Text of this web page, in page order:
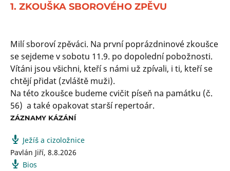
1. ZKOUŠKA SBOROVÉHO ZPĚVU
Milí sboroví zpěváci. Na první poprázdninové zkoušce
se sejdeme v sobotu 11.9. po dopolední pobožnosti.
Vítáni jsou všichni, kteří s námi už zpívali, i ti, kteří se
chtějí přidat (zvláště muži).
Na této zkoušce budeme cvičit píseň na památku (č.
56) a také opakovat starší repertoár.
ZÁZNAMY KÁZÁNÍ
Ježíš a cizoložnice
Pavlán Jiří, 8.8.2026
Bios